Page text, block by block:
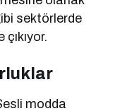
sektörlerde
modda